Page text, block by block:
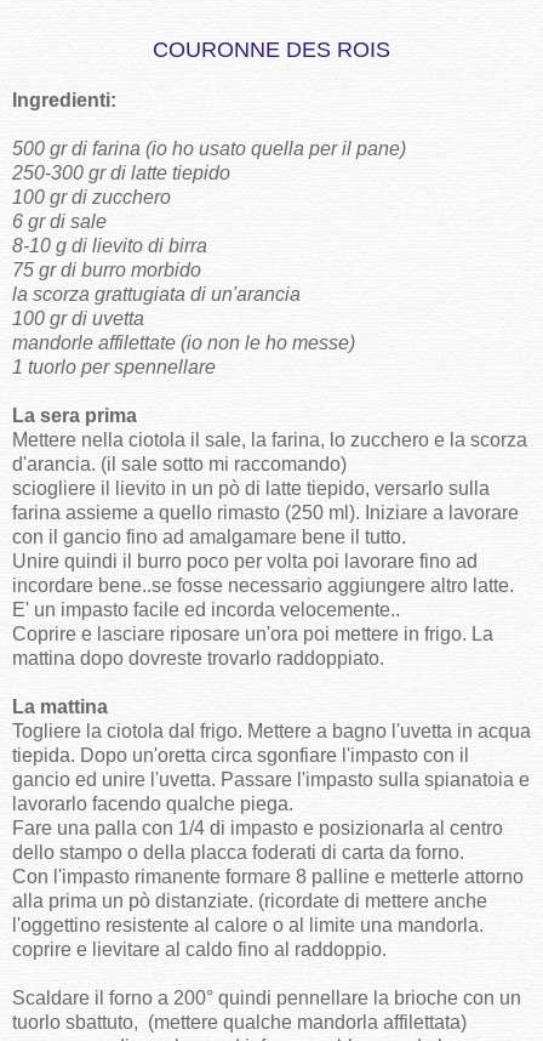
COURONNE DES ROIS
Ingredienti:
500 gr di farina (io ho usato quella per il pane)
250-300 gr di latte tiepido
100 gr di zucchero
6 gr di sale
8-10 g di lievito di birra
75 gr di burro morbido
la scorza grattugiata di un'arancia
100 gr di uvetta
mandorle affilettate (io non le ho messe)
1 tuorlo per spennellare
La sera prima
Mettere nella ciotola il sale, la farina, lo zucchero e la scorza
d'arancia. (il sale sotto mi raccomando)
sciogliere il lievito in un pò di latte tiepido, versarlo sulla
farina assieme a quello rimasto (250 ml). Iniziare a lavorare
con il gancio fino ad amalgamare bene il tutto.
Unire quindi il burro poco per volta poi lavorare fino ad
incordare bene..se fosse necessario aggiungere altro latte.
E' un impasto facile ed incorda velocemente..
Coprire e lasciare riposare un'ora poi mettere in frigo. La
mattina dopo dovreste trovarlo raddoppiato.
La mattina
Togliere la ciotola dal frigo. Mettere a bagno l'uvetta in acqua
tiepida. Dopo un'oretta circa sgonfiare l'impasto con il
gancio ed unire l'uvetta. Passare l'impasto sulla spianatoia e
lavorarlo facendo qualche piega.
Fare una palla con 1/4 di impasto e posizionarla al centro
dello stampo o della placca foderati di carta da forno.
Con l'impasto rimanente formare 8 palline e metterle attorno
alla prima un pò distanziate. (ricordate di mettere anche
l'oggettino resistente al calore o al limite una mandorla.
coprire e lievitare al caldo fino al raddoppio.
Scaldare il forno a 200° quindi pennellare la brioche con un
tuorlo sbattuto, (mettere qualche mandorla affilettata)